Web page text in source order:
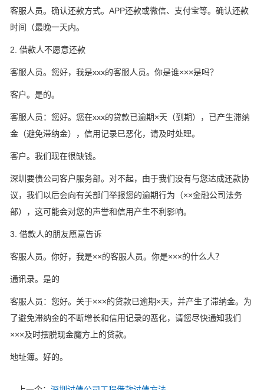
客服人员。确认还款方式。APP还款或微信、支付宝等。确认还款
时间（最晚一天内。
2. 借款人不愿意还款
客服人员。您好，我是xxx的客服人员。你是谁×××是吗？
客户。是的。
客服人员：您好。您在xxx的贷款已逾期×天（到期），已产生滞纳
金（避免滞纳金），信用记录已恶化，请及时处理。
客户。我们现在很缺钱。
深圳要债公司客户服务部。对不起，由于我们没有与您达成还款协
议，我们以后会向有关部门举报您的逾期行为（××金融公司法务
部），这可能会对您的声誉和信用产生不利影响。
3. 借款人的朋友愿意告诉
客服人员。你好，我是××的客服人员。你是×××的什么人？
通讯录。是的
客服人员：您好。关于×××的贷款已逾期×天，并产生了滞纳金。为
了避免滞纳金的不断增长和信用记录的恶化，请您尽快通知我们
×××及时摆脱现金魔方上的贷款。
地址簿。好的。